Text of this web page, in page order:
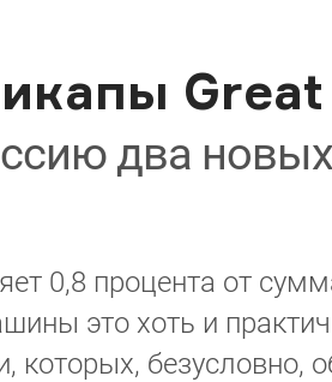
Great
два
0,8 процента от
это хоть и
которых, безусловно,